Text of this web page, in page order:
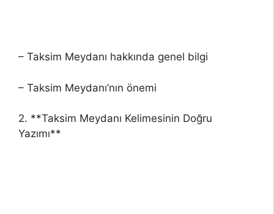
– Taksim Meydanı hakkında genel bilgi
– Taksim Meydanı’nın önemi
2. **Taksim Meydanı Kelimesinin Doğru
Yazımı**